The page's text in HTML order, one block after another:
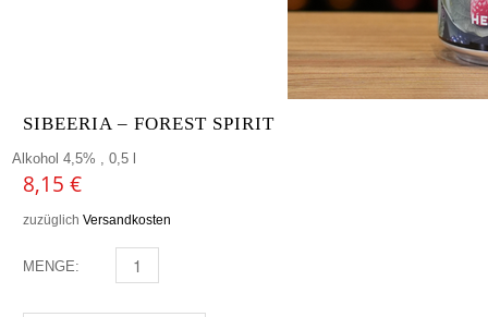
SIBEERIA – FOREST SPIRIT
Alkohol 4,5% , 0,5 l
8,15 €
zuzüglich Versandkosten
MENGE: SIBEERIA - FOREST SPIRIT MENGE